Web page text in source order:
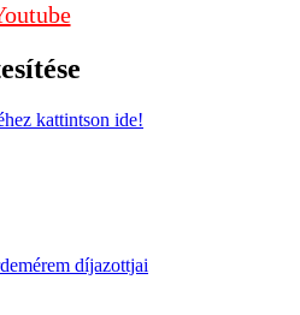
kattintson ide!
díjazottjai